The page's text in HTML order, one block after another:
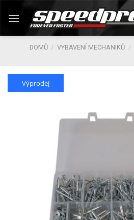
DOMŮ / VYBAVENÍ MECHANIKŮ /
Výprodej